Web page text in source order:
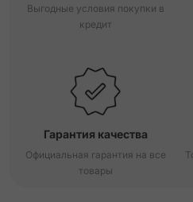
Выгодные условия покупки в
кредит
Гарантия качества
Официальная гарантия на все
товары